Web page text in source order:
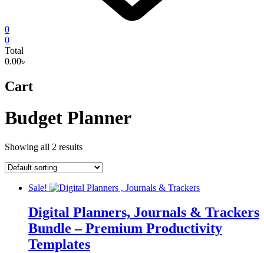
0
0
Total
0.00৳
Cart
Budget Planner
Showing all 2 results
Sale!
Digital Planners, Journals & Trackers
Bundle – Premium Productivity
Templates